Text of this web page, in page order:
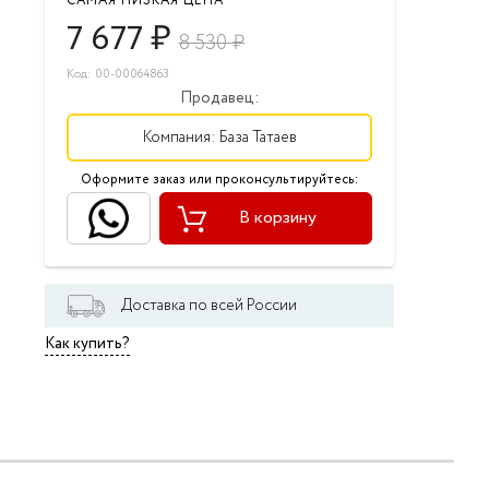
7 677₽ 8 530₽
Код: 00-00064863
Продавец:
Компания: База Татаев
Оформите заказ или проконсультируйтесь:
В корзину
Доставка по всей России
Как купить?